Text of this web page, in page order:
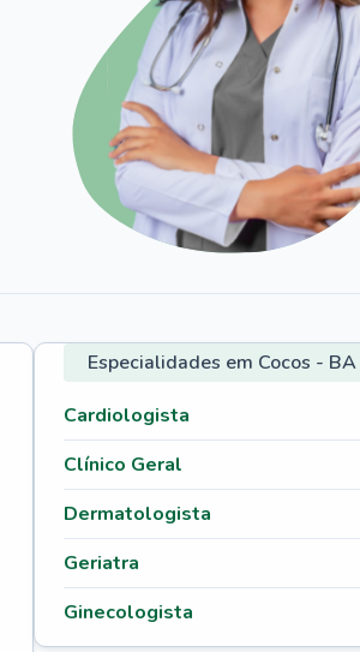
Especialidades em Cocos - BA
Cardiologista
Clínico Geral
Dermatologista
Geriatra
Ginecologista